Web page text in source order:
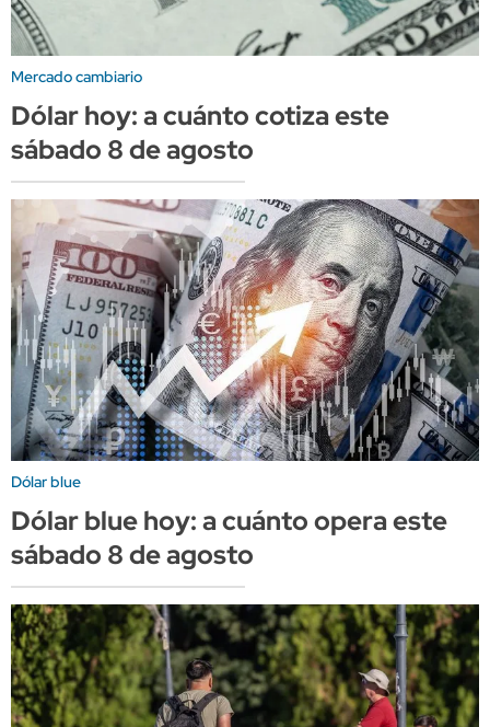
Mercado cambiario
Dólar hoy: a cuánto cotiza este
sábado 8 de agosto
Dólar blue
Dólar blue hoy: a cuánto opera este
sábado 8 de agosto